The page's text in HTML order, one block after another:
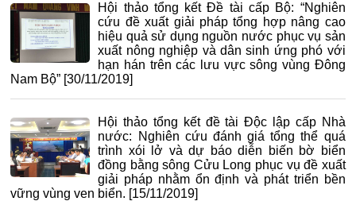
Hội thảo tổng kết Đề tài cấp Bộ: “Nghiên
cứu đề xuất giải pháp tổng hợp nâng cao
hiệu quả sử dụng nguồn nước phục vụ sản
xuất nông nghiệp và dân sinh ứng phó với
hạn hán trên các lưu vực sông vùng Đông
Nam Bộ” [30/11/2019]
Hội thảo tổng kết đề tài Độc lập cấp Nhà
nước: Nghiên cứu đánh giá tổng thể quá
trình xói lở và dự báo diễn biến bờ biển
đồng bằng sông Cửu Long phục vụ đề xuất
giải pháp nhằm ổn định và phát triển bền
vững vùng ven biển. [15/11/2019]